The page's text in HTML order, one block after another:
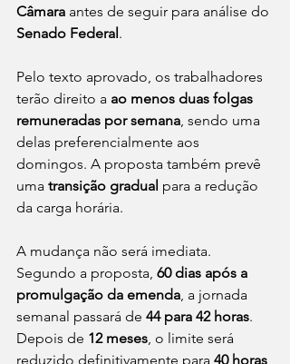
Câmara antes de seguir para análise do
Senado Federal.
Pelo texto aprovado, os trabalhadores
terão direito a ao menos duas folgas
remuneradas por semana, sendo uma
delas preferencialmente aos
domingos. A proposta também prevê
uma transição gradual para a redução
da carga horária.
A mudança não será imediata.
Segundo a proposta, 60 dias após a
promulgação da emenda, a jornada
semanal passará de 44 para 42 horas.
Depois de 12 meses, o limite será
reduzido definitivamente para 40 horas